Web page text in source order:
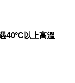
40°C以上高溫